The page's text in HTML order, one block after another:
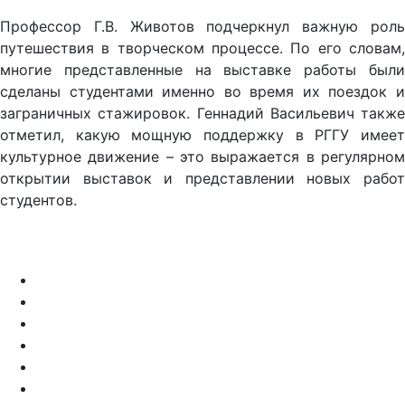
Профессор Г.В. Животов подчеркнул важную роль
путешествия в творческом процессе. По его словам,
многие представленные на выставке работы были
сделаны студентами именно во время их поездок и
заграничных стажировок. Геннадий Васильевич также
отметил, какую мощную поддержку в РГГУ имеет
культурное движение – это выражается в регулярном
открытии выставок и представлении новых работ
студентов.